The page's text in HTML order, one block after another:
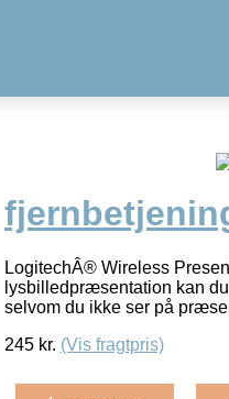
LogitechÂ® Wireless
lysbilledpræsentation kan
selvom du ikke ser på
245 kr. (Vis fragtpris)